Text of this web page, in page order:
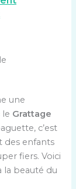
une
le Grattage
c’est
des enfants
fiers. Voici
la beauté du